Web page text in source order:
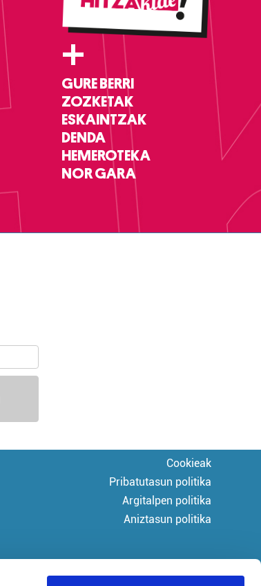
+
GURE BERRI
ZOZKETAK
ESKAINTZAK
DENDA
HEMEROTEKA
NOR GARA
Cookieak
Pribatutasun politika
Argitalpen politika
Aniztasun politika